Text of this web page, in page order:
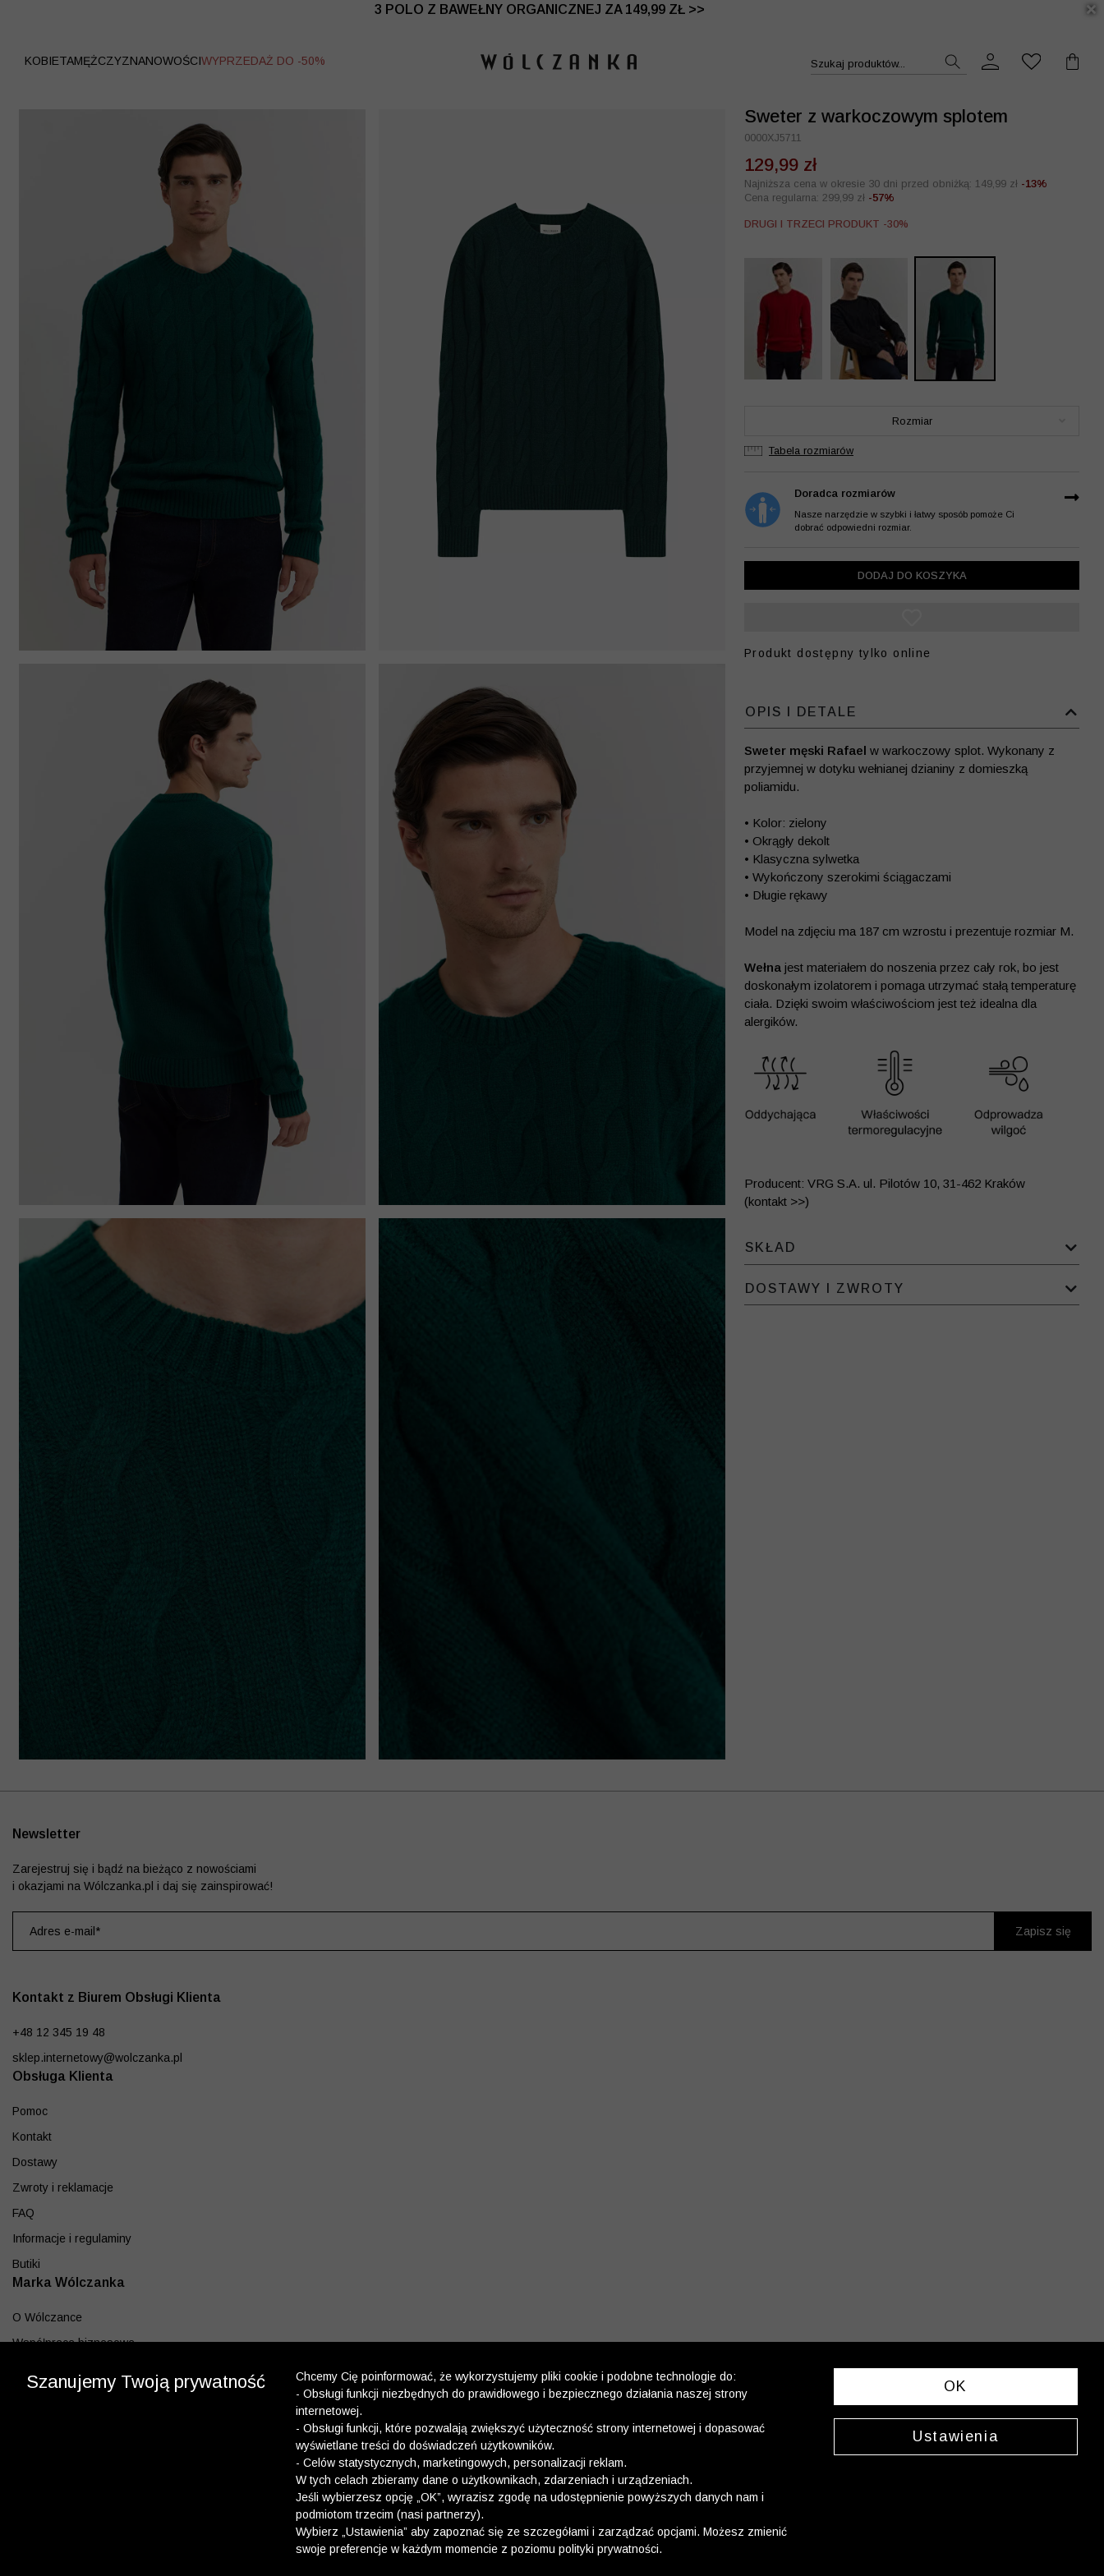
3 POLO Z BAWEŁNY ORGANICZNEJ ZA 149,99 ZŁ >>
WYPRZEDAŻ DO -50% | DODATKOWE -30% NA DRUGI I TRZECI PRODUKT >>
KOBIETAMĘŻCZYZNANOWOŚCIWYPRZEDAŻ DO -50% Szukaj produktów...
Sweter z warkoczowym splotem
0000XJ5711
129,99 zł
Najniższa cena w okresie 30 dni przed obniżką: 149,99 zł -13%
Cena regularna: 299,99 zł -57%
DRUGI I TRZECI PRODUKT -30%
Rozmiar
Tabela rozmiarów
Doradca rozmiarów
Nasze narzędzie w szybki i łatwy sposób pomoże Ci
dobrać odpowiedni rozmiar.
DODAJ DO KOSZYKA
Produkt dostępny tylko online
OPIS I DETALE
Sweter męski Rafael w warkoczowy splot. Wykonany z
przyjemnej w dotyku wełnianej dzianiny z domieszką
poliamidu.
• Kolor: zielony
• Okrągły dekolt
• Klasyczna sylwetka
• Wykończony szerokimi ściągaczami
• Długie rękawy
Model na zdjęciu ma 187 cm wzrostu i prezentuje rozmiar M.
Wełna jest materiałem do noszenia przez cały rok, bo jest
doskonałym izolatorem i pomaga utrzymać stałą temperaturę
ciała. Dzięki swoim właściwościom jest też idealna dla
alergików.
Producent: VRG S.A. ul. Pilotów 10, 31-462 Kraków
(kontakt >>)
SKŁAD
DOSTAWY I ZWROTY
Kontakt z Biurem Obsługi Klienta
+48 12 345 19 48
sklep.internetowy@wolczanka.pl
Obsługa Klienta
Pomoc
Kontakt
Dostawy
Zwroty i reklamacje
FAQ
Informacje i regulaminy
Butiki
Marka Wólczanka
O Wólczance
Współpraca biznesowa
Program lojalnościowy
Newsletter
Zarejestruj się i bądź na bieżąco z nowościami
i okazjami na Wólczanka.pl i daj się zainspirować!
Szanujemy Twoją prywatność
Chcemy Cię poinformować, że wykorzystujemy pliki cookie i podobne technologie do:
- Obsługi funkcji niezbędnych do prawidłowego i bezpiecznego działania naszej strony
internetowej.
- Obsługi funkcji, które pozwalają zwiększyć użyteczność strony internetowej i dopasować
wyświetlane treści do doświadczeń użytkowników.
- Celów statystycznych, marketingowych, personalizacji reklam.
W tych celach zbieramy dane o użytkownikach, zdarzeniach i urządzeniach.
Jeśli wybierzesz opcję „OK”, wyrazisz zgodę na udostępnienie powyższych danych nam i
podmiotom trzecim (nasi partnerzy).
Wybierz „Ustawienia” aby zapoznać się ze szczegółami i zarządzać opcjami. Możesz zmienić
swoje preferencje w każdym momencie z poziomu polityki prywatności.
OK
Ustawienia